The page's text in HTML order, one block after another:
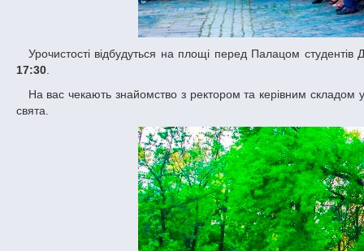
Урочистості відбудуться на площі перед Палацом
17:30.
На вас чекають знайомство з ректором та керівним складом університету, деканами та викладачами факультетів, виступи почесних гостей
свята.